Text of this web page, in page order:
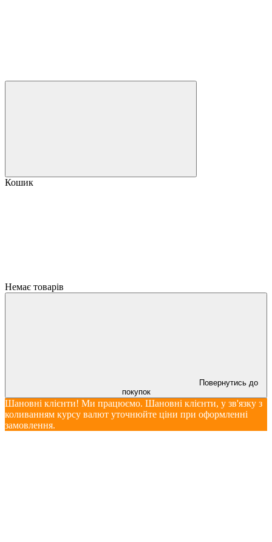
Кошик
Немає товарів
Повернутись до
покупок
Шановні клієнти! Ми працюємо. Шановні клієнти, у зв'язку з
коливанням курсу валют уточнюйте ціни при оформленні
замовлення.